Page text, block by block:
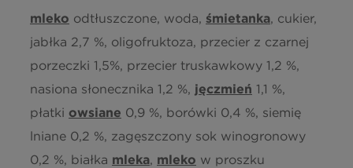
mleko odtłuszczone, woda, śmietanka, cukier,
jabłka 2,7 %, oligofruktoza, przecier z czarnej
porzeczki 1,5%, przecier truskawkowy 1,2 %,
nasiona słonecznika 1,2 %, jęczmień 1,1 %,
płatki owsiane 0,9 %, borówki 0,4 %, siemię
lniane 0,2 %, zagęszczony sok winogronowy
0,2 %, białka mleka, mleko w proszku